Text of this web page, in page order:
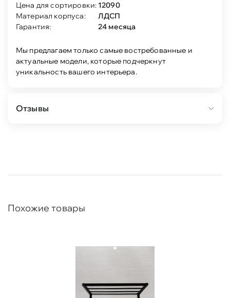
Цена для сортировки: 12090
Материал корпуса:
ЛДСП
Гарантия:
24 месяца
Мы предлагаем только самые востребованные и
актуальные модели, которые подчеркнут
уникальность вашего интерьера.
Отзывы
Похожие товары